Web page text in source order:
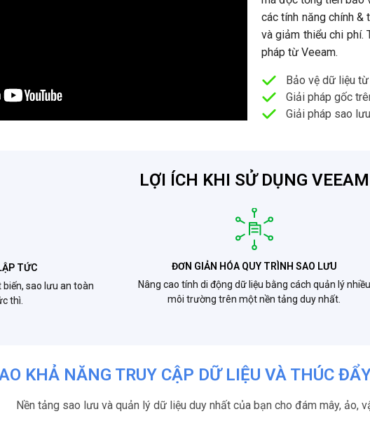
các tính năng chính &
và giảm thiểu chi phí.
pháp từ Veeam.
Bảo vệ dữ liệu
Giải pháp gốc
Giải pháp sao
LỢI ÍCH KHI SỬ DỤNG VEEAM
TỨC
sao lưu an toàn
thì.
ĐƠN GIẢN HÓA QUY TRÌNH SAO LƯU
Nâng cao tính di động dữ liệu bằng cách quản lý nhiều
môi trường trên một nền tảng duy nhất.
KHẢ NĂNG TRUY CẬP DỮ LIỆU VÀ THÚC
Nền tảng sao lưu và quản lý dữ liệu duy nhất của bạn cho đám mây, ảo,